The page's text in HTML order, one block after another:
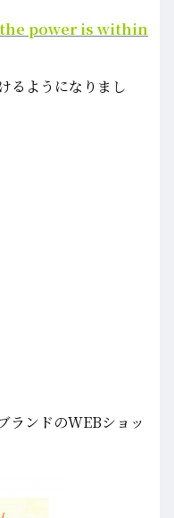
～the power is within
るようになりまし
ンドのWEBショッ